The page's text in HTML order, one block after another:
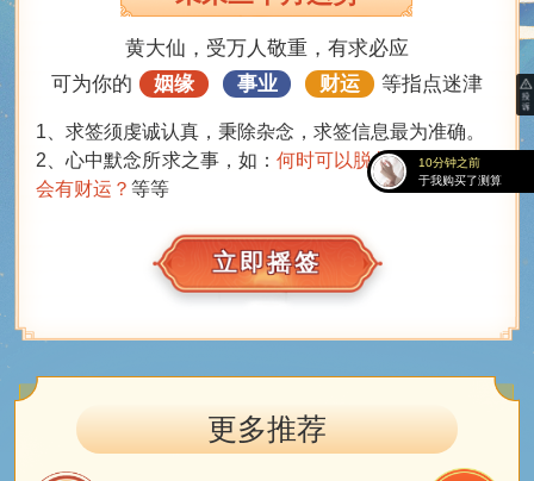
黄大仙，受万人敬重，有求必应
可为你的
姻缘 事业 财运 等指点迷津
1、求签须虔诚认真，秉除杂念，求签信息最为准确。
2、心中默念所求之事，如：何时可以脱单？未来3个月
会有财运？ 等等
立即摇签
更多推荐
渴死的鱼购买了测算
命中之劫购买了测算
10分钟之前
于我购买了测算
10分钟之前